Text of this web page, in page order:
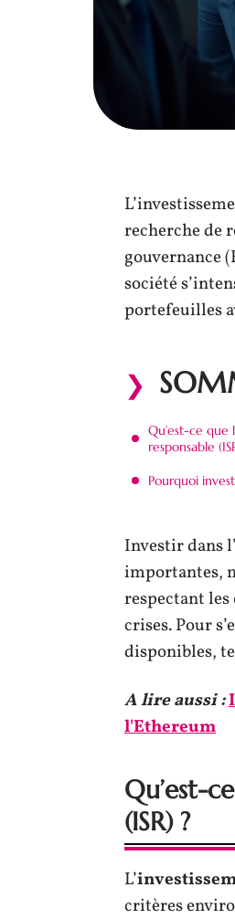
recherche de
gouvernance
société
portefeuilles
Qu’est-ce que
responsable
Pourquoi
Investir dans
importantes,
respectant
crises. Pour
disponibles,
A lire aussi :
l'Ethereum
Qu’est-
(ISR) ?
L’
critères